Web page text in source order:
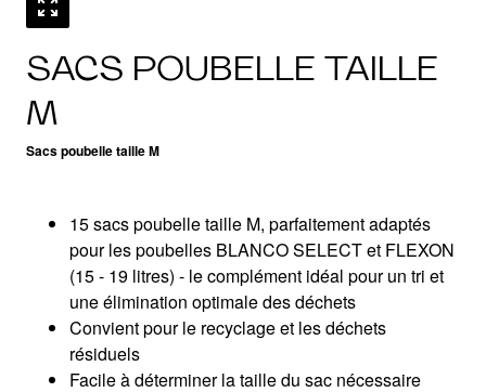
SACS POUBELLE TAILLE
M
Sacs poubelle taille M
15 sacs poubelle taille M, parfaitement adaptés
pour les poubelles BLANCO SELECT et FLEXON
(15 - 19 litres) - le complément idéal pour un tri et
une élimination optimale des déchets
Convient pour le recyclage et les déchets
résiduels
Facile à déterminer la taille du sac nécessaire